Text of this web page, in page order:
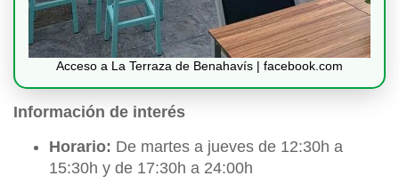
Acceso a La Terraza de Benahavís | facebook.com
Información de interés
Horario: De martes a jueves de 12:30h a
15:30h y de 17:30h a 24:00h